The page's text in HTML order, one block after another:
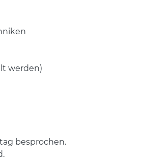
werden)
besprochen.